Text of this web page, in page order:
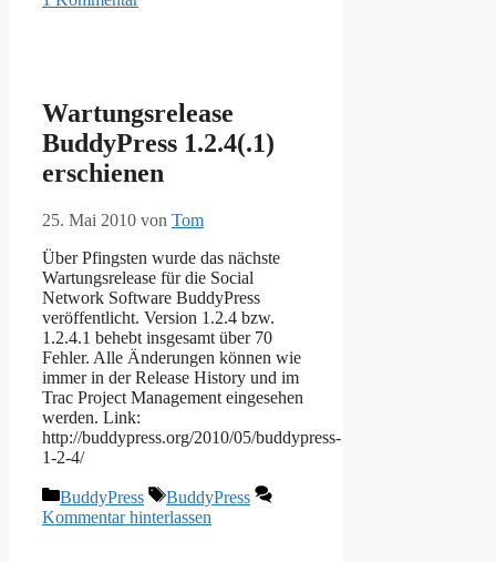
Wartungsrelease
BuddyPress 1.2.4(.1)
erschienen
25. Mai 2010 von Tom
Über Pfingsten wurde das nächste
Wartungsrelease für die Social
Network Software BuddyPress
veröffentlicht. Version 1.2.4 bzw.
1.2.4.1 behebt insgesamt über 70
Fehler. Alle Änderungen können wie
immer in der Release History und im
Trac Project Management eingesehen
werden. Link:
http://buddypress.org/2010/05/buddypress-
1-2-4/
Kategorien
BuddyPress Schlagwörter
BuddyPress
Kommentar hinterlassen